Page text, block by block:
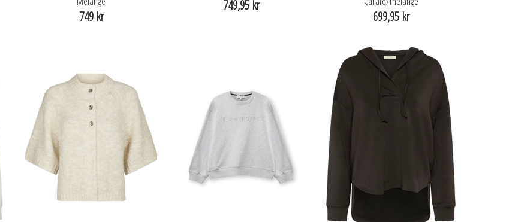
749 kr
749,95 kr
699,95 kr